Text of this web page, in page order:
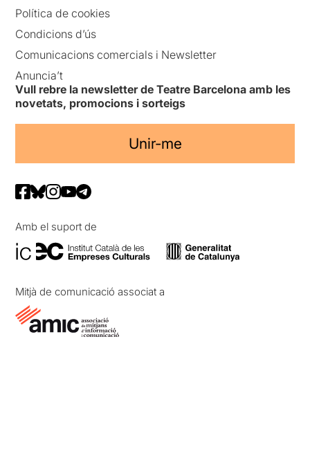
Política de cookies
Condicions d’ús
Comunicacions comercials i Newsletter
Anuncia’t
Vull rebre la newsletter de Teatre Barcelona amb les
novetats, promocions i sorteigs
Unir-me
Amb el suport de
Mitjà de comunicació associat a